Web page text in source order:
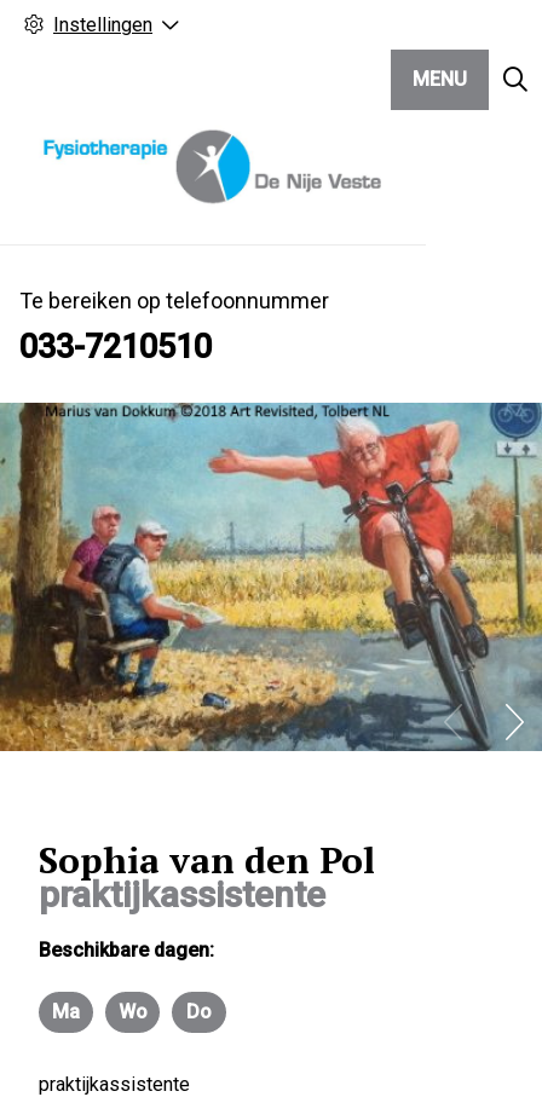
Instellingen
Te bereiken op telefoonnummer
033-7210510
MENU
Sophia van den Pol
praktijkassistente
Beschikbare dagen:
Maandag
Ma
Woensdag
Wo
Donderdag
Do
praktijkassistente